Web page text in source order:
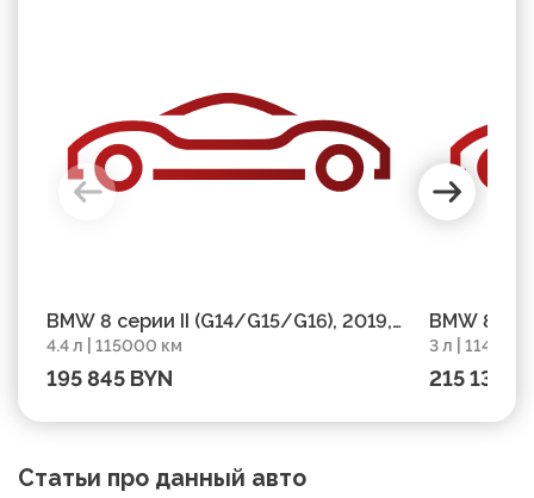
BMW 8 серии II (G14/G15/G16), 2019,
пробег 115000 км
4.4 л | 115000 км
195 845 BYN
BMW 8
пробег
3 л | 114881
215 131
Статьи про данный авто